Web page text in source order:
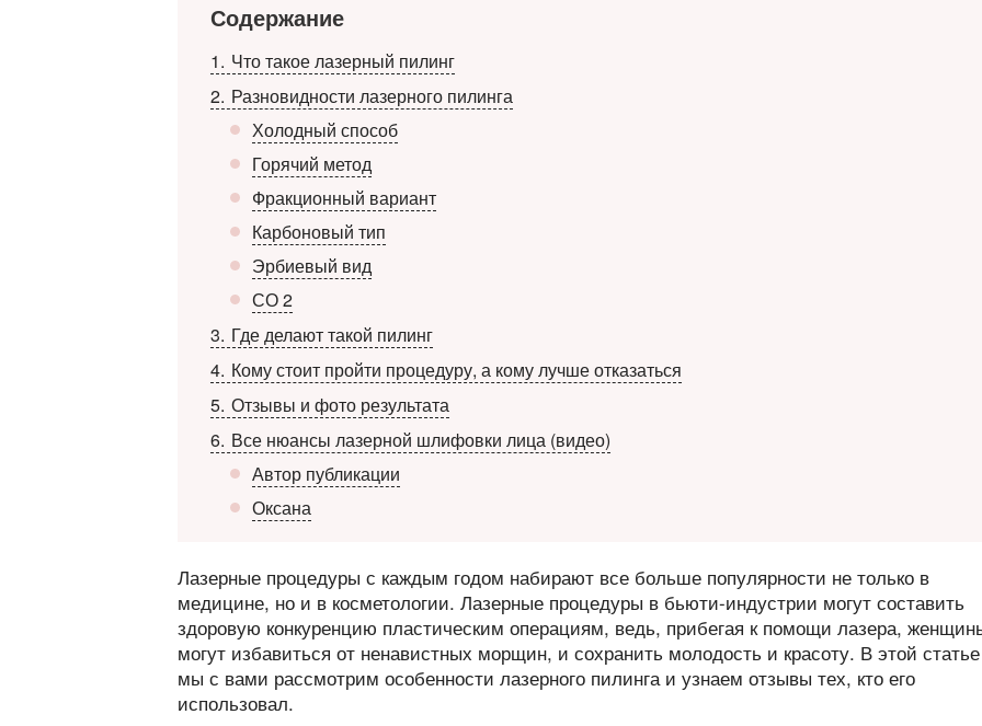
Содержание
1
Что такое лазерный пилинг
2 Разновидности лазерного пилинга
Холодный способ
Горячий метод
Фракционный вариант
Карбоновый тип
Эрбиевый вид
СО 2
3 Где делают такой пилинг
4 Кому стоит пройти процедуру, а кому лучше отказаться
5 Отзывы и фото результата
6 Все нюансы лазерной шлифовки лица (видео)
Автор публикации
Оксана
Лазерные процедуры с каждым годом набирают все больше популярности не только в
медицине, но и в косметологии. Лазерные процедуры в бьюти-индустрии могут составить
здоровую конкуренцию пластическим операциям, ведь, прибегая к помощи лазера,
могут избавиться от ненавистных морщин, и сохранить молодость и красоту. В этой статье
мы с вами рассмотрим особенности лазерного пилинга и узнаем отзывы тех, кто его
использовал.